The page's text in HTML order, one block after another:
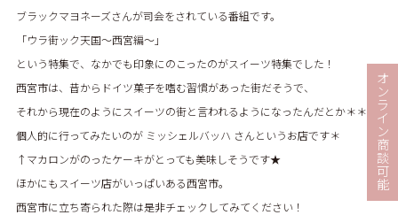
ブラックマヨネーズさんが司会をされている番組です。
「ウラ街ック天国～西宮編～」
という特集で、なかでも印象にのこったのがスイーツ特集でした！
西宮市は、昔からドイツ菓子を嗜む習慣があった街だそうで、
それから現在のようにスイーツの街と言われるようになったんだとか＊＊
個人的に行ってみたいのがミッシェルバッハ さんというお店です＊
↑マカロンがのったケーキがとっても美味しそうです★
ほかにもスイーツ店がいっぱいある西宮市。
西宮市に立ち寄られた際は是非チェックしてみてください！
オ
ン
ラ
イ
ン
商
談
可
能